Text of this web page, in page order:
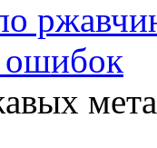
ошибок